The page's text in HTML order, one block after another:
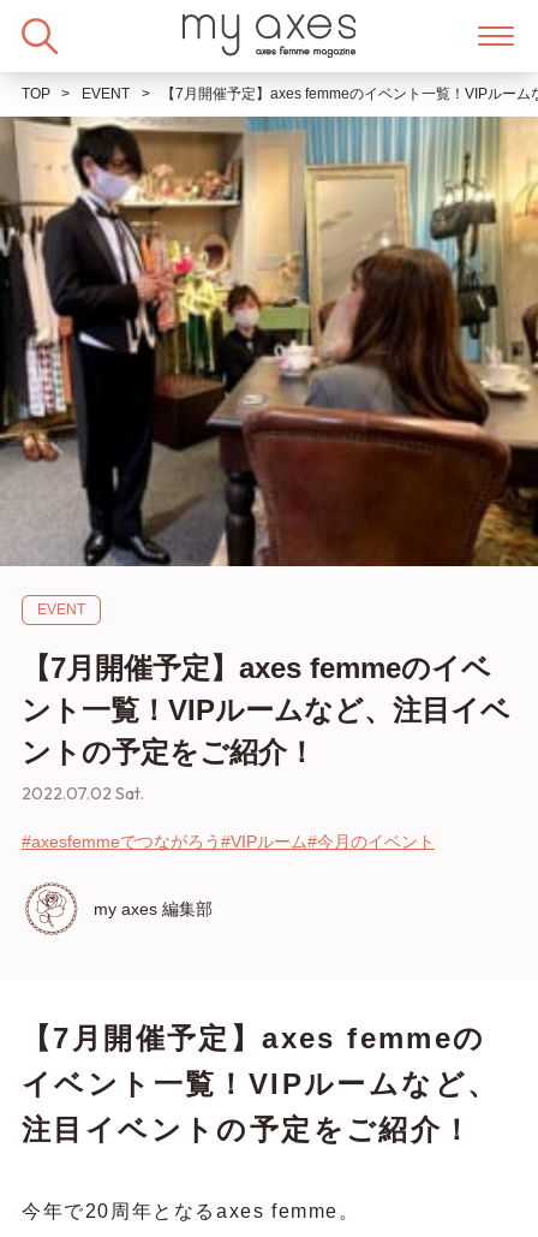
TOP EVENT 【7月開催予定】axes femmeのイベント一覧！VIPルー
EVENT
【7月開催予定】axes femmeのイベ
ント一覧！VIPルームなど、注目イベ
ントの予定をご紹介！
2022.07.02 Sat.
#axesfemmeでつながろう#VIPルーム#今月のイベント
my axes 編集部
【7月開催予定】axes femmeの
イベント一覧！VIPルームなど、
注目イベントの予定をご紹介！
今年で20周年となるaxes femme。